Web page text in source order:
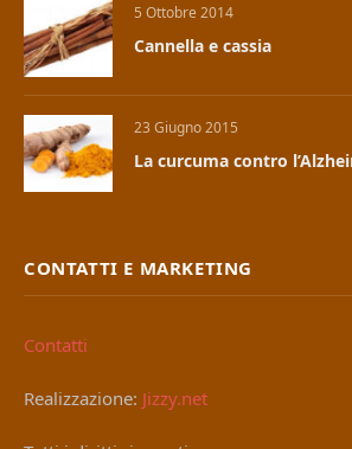
5 Ottobre 2014
Cannella e cassia
23 Giugno 2015
La curcuma contro
CONTATTI E MARKETING
Contatti
Realizzazione: Jizzy.net